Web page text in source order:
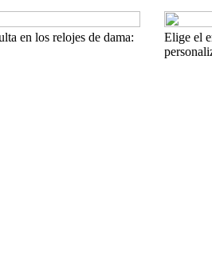
en los relojes de dama:
Elige el